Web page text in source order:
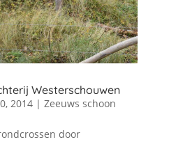
Westerschouwen
2014| Zeeuws schoon
door